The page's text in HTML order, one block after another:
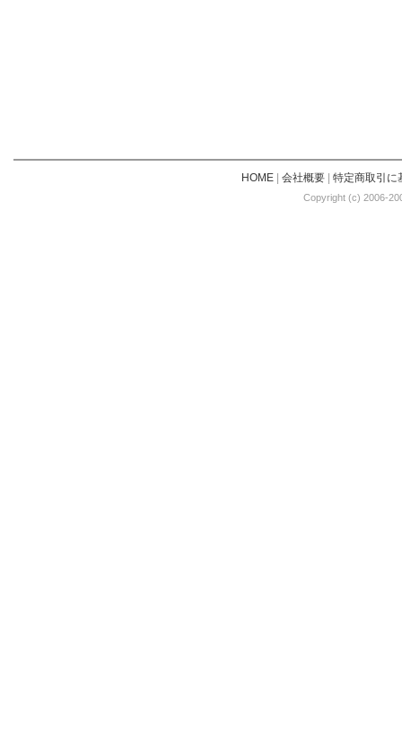
HOME| 会社概要| 特定商取引に
Copyright (c) 2006-